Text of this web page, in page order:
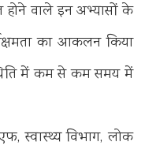
होने वाले इन अभ्यासों के
का आकलन किया
में कम से कम समय में
स्वास्थ्य विभाग, लोक